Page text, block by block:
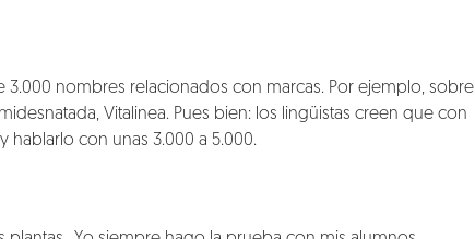
nombres relacionados con marcas. Por ejemplo, sobre
Vitalinea. Pues bien: los lingüistas creen que con
hablarlo con unas 3.000 a 5.000.